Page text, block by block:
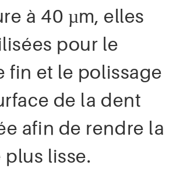
à 40 µm, elles
pour le
fin et le polissage
de la dent
afin de rendre la
plus lisse.